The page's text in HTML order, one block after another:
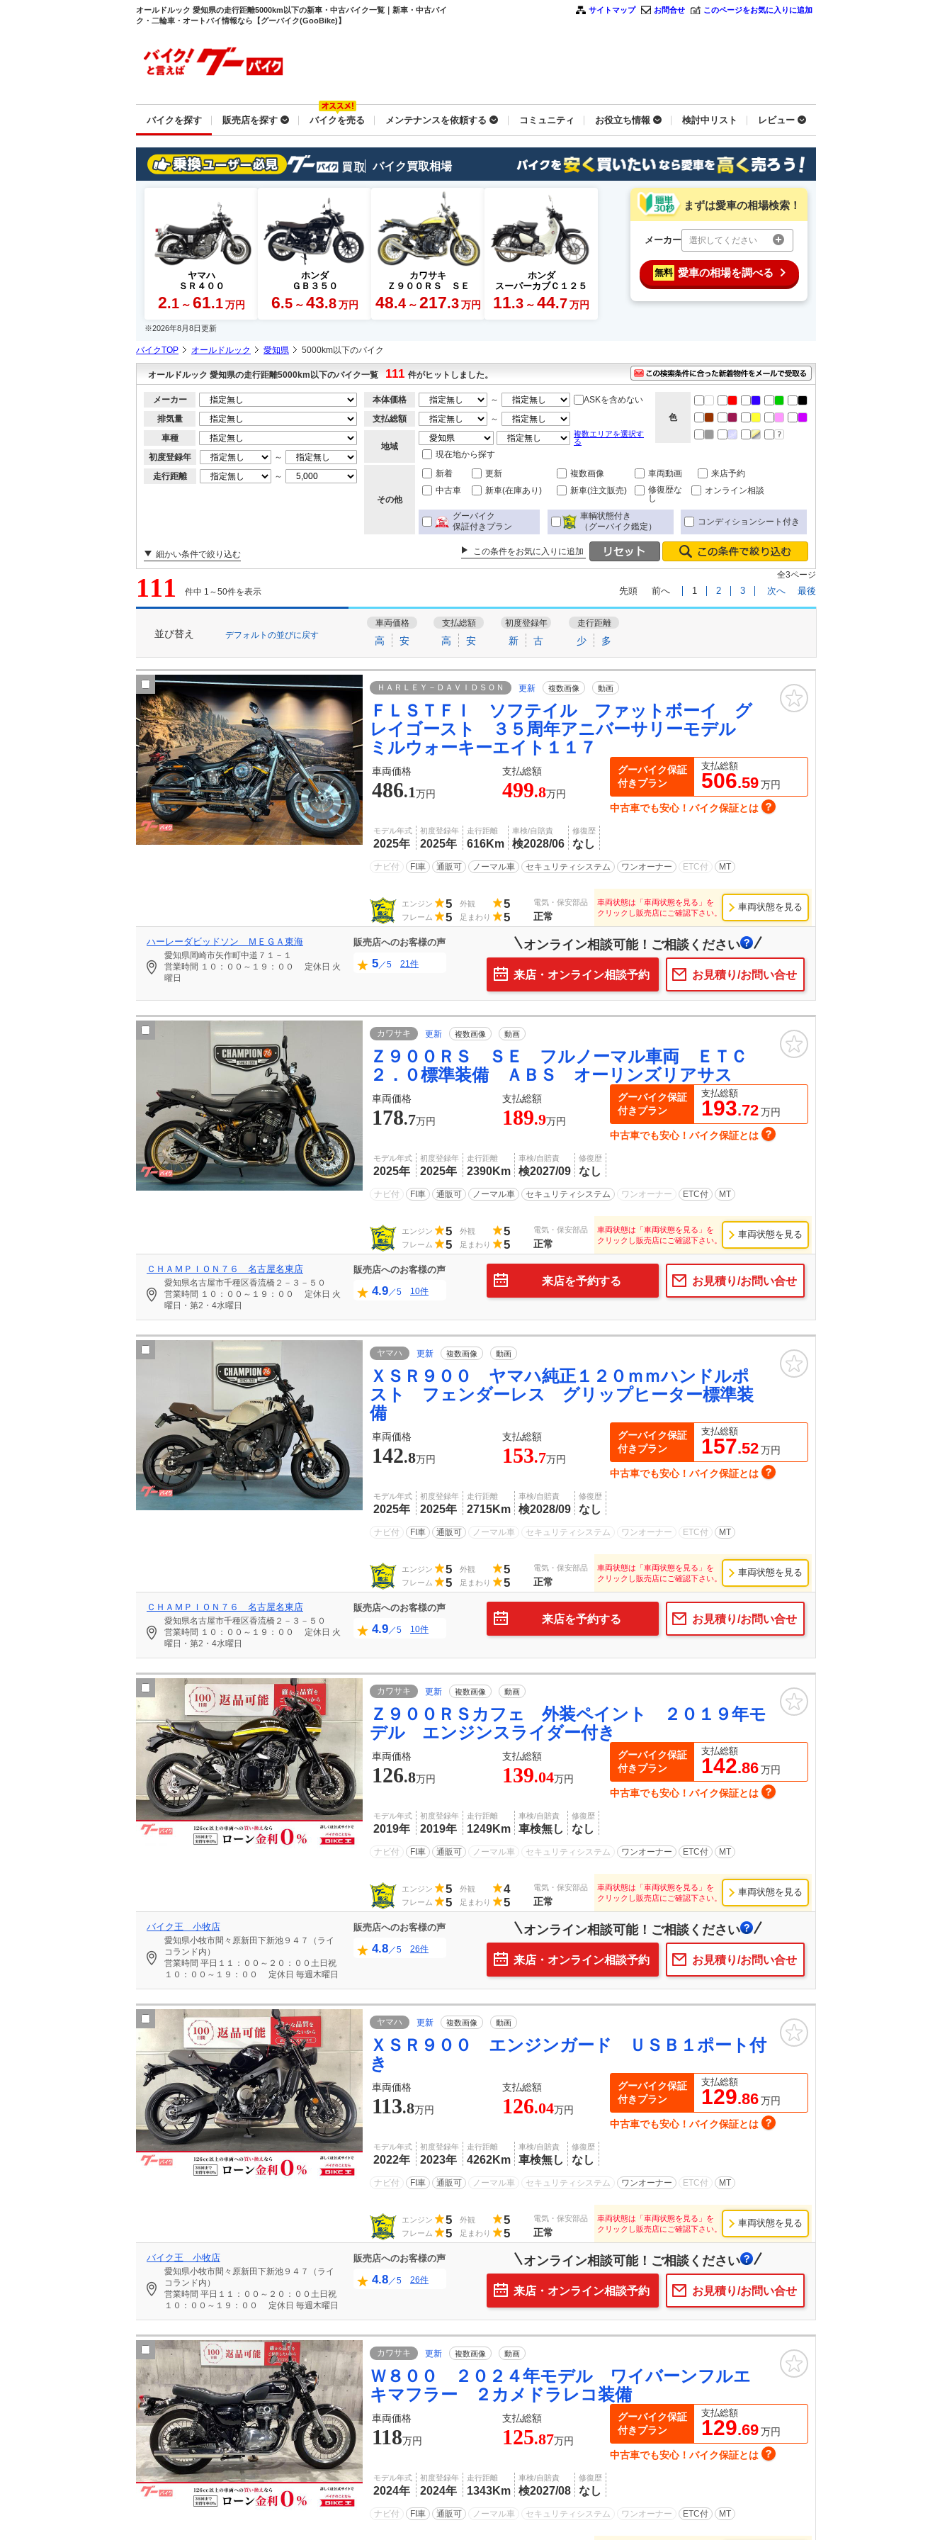
オールドルック 愛知県の走行距離5000km以下の新車・中古バイク一覧｜新車・中古バイ
ク・二輪車・オートバイ情報なら【グーバイク(GooBike)】
サイトマップ お問合せ このページをお気に入りに追加
バイクを探す 販売店を探す バイクを売る メンテナンスを依頼する コミュニティ お役立ち情報 検討中リスト レビュー
バイク買取相場
ヤマハ
ＳＲ４００
2.1 ～ 61.1 万円
ホンダ
ＧＢ３５０
6.5 ～ 43.8 万円
カワサキ
Ｚ９００ＲＳ ＳＥ
48.4 ～ 217.3 万円
ホンダ
スーパーカブＣ１２５
11.3 ～ 44.7万円
まずは愛車の相場検索！
メーカー 選択してください
無料 愛車の相場を調べる
※2026年8月8日更新
バイクTOP オールドルック 愛知県 5000km以下のバイク
オールドルック 愛知県の走行距離5000km以下のバイク一覧 111 件がヒットしました。
メーカー
排気量
車種
初度登録年
～
走行距離
～
本体価格 ～
ASKを含めない
支払総額
～
地域
複数エリアを選択す
る
現在地から探す
色
その他
新着 更新 複数画像 車両動画
来店予約
中古車
新車(在庫あり) 新車(注文販売)
修復歴な
し
オンライン相談
グーバイク
保証付きプラン
車輌状態付き
（グーバイク鑑定）
コンディションシート付き
細かい条件で絞り込む この条件をお気に入りに追加
111 件中 1～50件を表示
全3ページ
先頭 前へ 1 2 3 次へ 最後
並び替え デフォルトの並びに戻す
車両価格
高 安
支払総額
高 安
初度登録年
新 古
走行距離
少 多
ＨＡＲＬＥＹ－ＤＡＶＩＤＳＯＮ 更新 複数画像 動画
ＦＬＳＴＦＩ ソフテイル ファットボーイ グ
レイゴースト ３５周年アニバーサリーモデル
ミルウォーキーエイト１１７
車両価格 支払総額
486.1万円 499.8万円
モデル年式
2025年
初度登録年
2025年
走行距離
616Km
車検/自賠責
検2028/06
修復歴
なし
ナビ付 FI車 通販可 ノーマル車 セキュリティシステム ワンオーナー ETC付 MT
グーバイク保証
付きプラン
支払総額
506.59万円
中古車でも安心！バイク保証とは
エンジン 5 外観 5
フレーム 5 足まわり 5
電気・保安部品
正常
車両状態は「車両状態を見る」を
クリックし販売店にご確認下さい。
車両状態を見る
ハーレーダビッドソン ＭＥＧＡ東海
愛知県岡崎市矢作町中道７１－１
営業時間 １０：００～１９：００ 定休日 火
曜日
販売店へのお客様の声
5／5 21件
オンライン相談可能！ご相談ください
お見積り/お問い合せ
来店・オンライン相談予約
カワサキ 更新 複数画像 動画
Ｚ９００ＲＳ ＳＥ フルノーマル車両 ＥＴＣ
２．０標準装備 ＡＢＳ オーリンズリアサス
車両価格 支払総額
178.7万円 189.9万円
モデル年式
2025年
初度登録年
2025年
走行距離
2390Km
車検/自賠責
検2027/09
修復歴
なし
ナビ付 FI車 通販可 ノーマル車 セキュリティシステム ワンオーナー ETC付 MT
グーバイク保証
付きプラン
支払総額
193.72万円
中古車でも安心！バイク保証とは
エンジン 5 外観 5
フレーム 5 足まわり 5
電気・保安部品
正常
車両状態は「車両状態を見る」を
クリックし販売店にご確認下さい。
車両状態を見る
ＣＨＡＭＰＩＯＮ７６ 名古屋名東店
愛知県名古屋市千種区香流橋２－３－５０
営業時間 １０：００～１９：００ 定休日 火
曜日・第2・4水曜日
販売店へのお客様の声
4.9／5 10件
お見積り/お問い合せ
来店を予約する
ヤマハ 更新 複数画像 動画
ＸＳＲ９００ ヤマハ純正１２０ｍｍハンドルポ
スト フェンダーレス グリップヒーター標準装
備
車両価格 支払総額
142.8万円 153.7万円
モデル年式
2025年
初度登録年
2025年
走行距離
2715Km
車検/自賠責
検2028/09
修復歴
なし
ナビ付 FI車 通販可 ノーマル車 セキュリティシステム ワンオーナー ETC付 MT
グーバイク保証
付きプラン
支払総額
157.52万円
中古車でも安心！バイク保証とは
エンジン 5 外観 5
フレーム 5 足まわり 5
電気・保安部品
正常
車両状態は「車両状態を見る」を
クリックし販売店にご確認下さい。
車両状態を見る
ＣＨＡＭＰＩＯＮ７６ 名古屋名東店
愛知県名古屋市千種区香流橋２－３－５０
営業時間 １０：００～１９：００ 定休日 火
曜日・第2・4水曜日
販売店へのお客様の声
4.9／5 10件
お見積り/お問い合せ
来店を予約する
カワサキ 更新 複数画像 動画
Ｚ９００ＲＳカフェ 外装ペイント ２０１９年モ
デル エンジンスライダー付き
車両価格 支払総額
126.8万円 139.04万円
モデル年式
2019年
初度登録年
2019年
走行距離
1249Km
車検/自賠責
車検無し
修復歴
なし
ナビ付 FI車 通販可 ノーマル車 セキュリティシステム ワンオーナー ETC付 MT
グーバイク保証
付きプラン
支払総額
142.86万円
中古車でも安心！バイク保証とは
エンジン 5 外観 4
フレーム 5 足まわり 5
電気・保安部品
正常
車両状態は「車両状態を見る」を
クリックし販売店にご確認下さい。
車両状態を見る
バイク王 小牧店
愛知県小牧市間々原新田下新池９４７（ライ
コランド内）
営業時間 平日１１：００～２０：００土日祝
１０：００～１９：００
定休日 毎週木曜日
販売店へのお客様の声
4.8／5 26件
オンライン相談可能！ご相談ください
お見積り/お問い合せ
来店・オンライン相談予約
ヤマハ 更新 複数画像 動画
ＸＳＲ９００ エンジンガード ＵＳＢ１ポート付
き
車両価格 支払総額
113.8万円 126.04万円
モデル年式
2022年
初度登録年
2023年
走行距離
4262Km
車検/自賠責
車検無し
修復歴
なし
ナビ付 FI車 通販可 ノーマル車 セキュリティシステム ワンオーナー ETC付 MT
グーバイク保証
付きプラン
支払総額
129.86万円
中古車でも安心！バイク保証とは
エンジン 5 外観 5
フレーム 5 足まわり 5
電気・保安部品
正常
車両状態は「車両状態を見る」を
クリックし販売店にご確認下さい。
車両状態を見る
バイク王 小牧店
愛知県小牧市間々原新田下新池９４７（ライ
コランド内）
営業時間 平日１１：００～２０：００土日祝
１０：００～１９：００
定休日 毎週木曜日
販売店へのお客様の声
4.8／5 26件
オンライン相談可能！ご相談ください
お見積り/お問い合せ
来店・オンライン相談予約
カワサキ 更新 複数画像 動画
Ｗ８００ ２０２４年モデル ワイバーンフルエ
キマフラー ２カメドラレコ装備
車両価格 支払総額
118万円 125.87万円
モデル年式
2024年
初度登録年
2024年
走行距離
1343Km
車検/自賠責
検2027/08
修復歴
なし
ナビ付 FI車 通販可 ノーマル車 セキュリティシステム ワンオーナー ETC付 MT
グーバイク保証
付きプラン
支払総額
129.69万円
中古車でも安心！バイク保証とは